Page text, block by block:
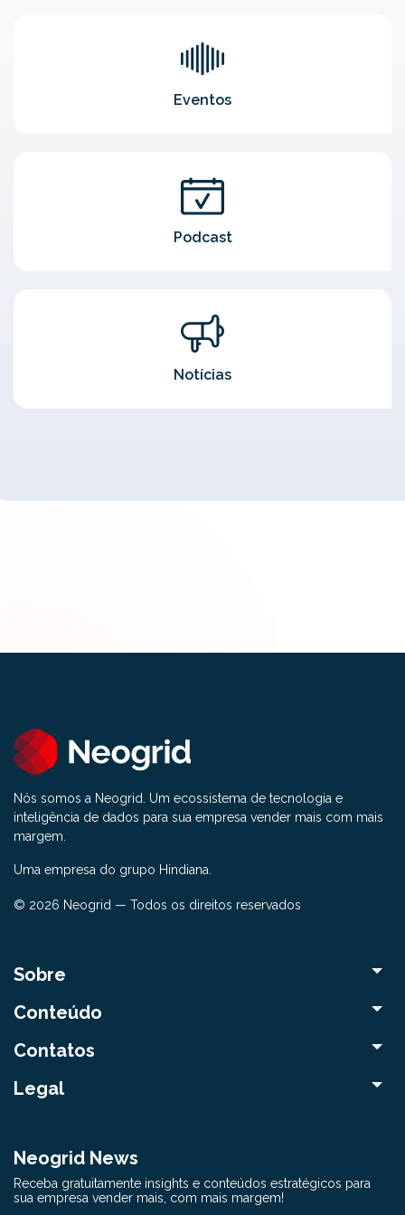
Eventos
Podcast
Notícias
Nós somos a Neogrid. Um ecossistema de tecnologia e
inteligência de dados para sua empresa vender mais com mais
margem.
Uma empresa do grupo Hindiana.
© 2026 Neogrid — Todos os direitos reservados
Sobre
Conteúdo
Contatos
Legal
Neogrid News